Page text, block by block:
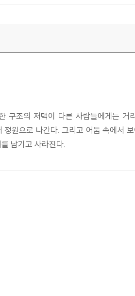
조의 저택이 다른 사람들에게는 거
원으로 나간다. 그리고 어둠 속에서
남기고 사라진다.